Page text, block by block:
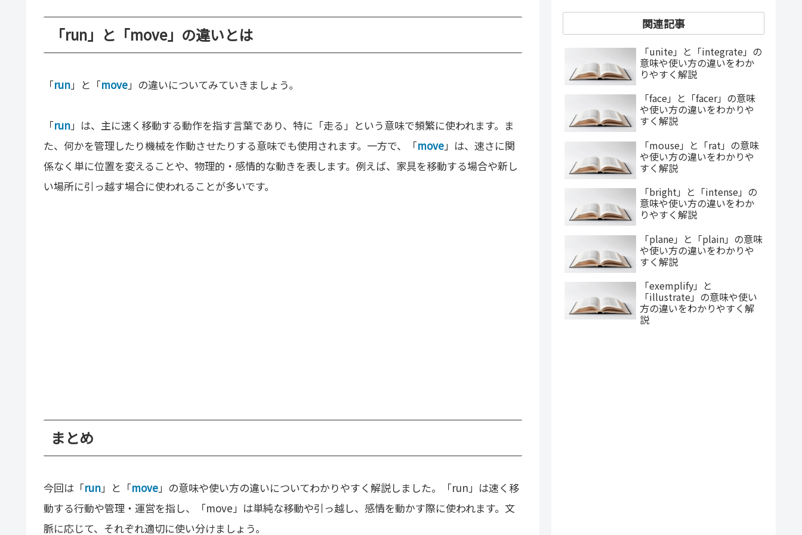
「run」と「move」の違いとは
「run」と「move」の違いについてみていきましょう。
「run」は、主に速く移動する動作を指す言葉であり、特に「走る」という意味で頻繁に使われます。ま
た、何かを管理したり機械を作動させたりする意味でも使用されます。一方で、「move」は、速さに関
係なく単に位置を変えることや、物理的・感情的な動きを表します。例えば、家具を移動する場合や新し
い場所に引っ越す場合に使われることが多いです。
まとめ
今回は「run」と「move」の意味や使い方の違いについてわかりやすく解説しました。「run」は速く移
動する行動や管理・運営を指し、「move」は単純な移動や引っ越し、感情を動かす際に使われます。文
脈に応じて、それぞれ適切に使い分けましょう。
関連記事
「unite」と「integrate」の
意味や使い方の違いをわか
りやすく解説
「face」と「facer」の意味
や使い方の違いをわかりや
すく解説
「mouse」と「rat」の意味
や使い方の違いをわかりや
すく解説
「bright」と「intense」の
意味や使い方の違いをわか
りやすく解説
「plane」と「plain」の意味
や使い方の違いをわかりや
すく解説
「exemplify」と
「illustrate」の意味や使い
方の違いをわかりやすく解
説